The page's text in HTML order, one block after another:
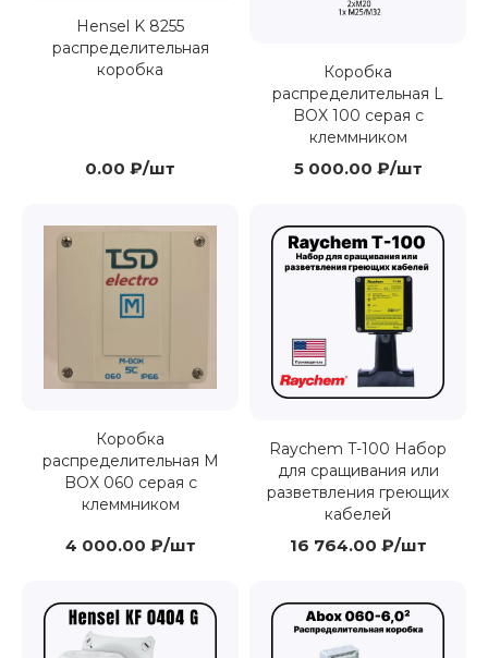
Hensel K 8255
распределительная
коробка
0.00 ₽/шт
Коробка
распределительная L
BOX 100 серая с
клеммником
5 000.00 ₽/шт
Коробка
распределительная M
BOX 060 серая с
клеммником
4 000.00 ₽/шт
Raychem T-100 Набор
для сращивания или
разветвления греющих
кабелей
16 764.00 ₽/шт